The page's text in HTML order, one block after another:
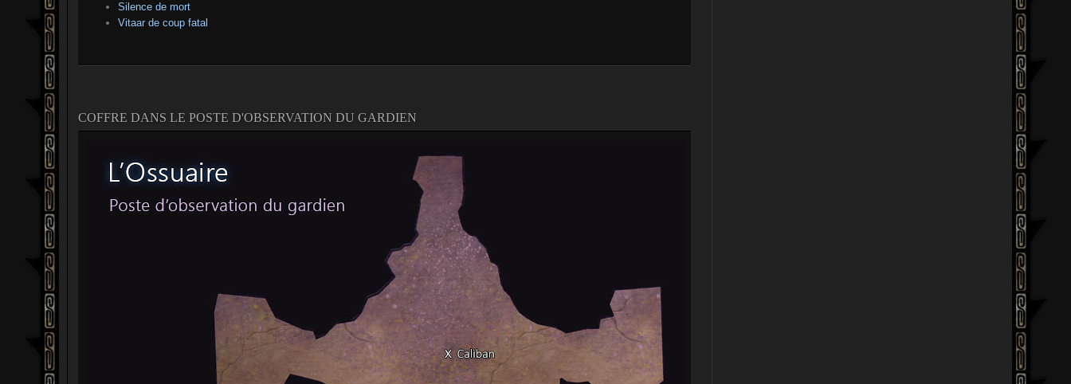
Silence de mort
Vitaar de coup fatal
COFFRE DANS LE POSTE D'OBSERVATION DU GARDIEN